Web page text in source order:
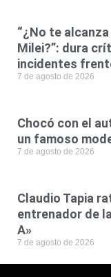
“¿No te
Milei?”: dura
incidentes
7 de agosto de 2026
Chocó con el
un famoso
7 de agosto de 2026
Claudio Tapia
entrenador de
A»
7 de agosto de 2026